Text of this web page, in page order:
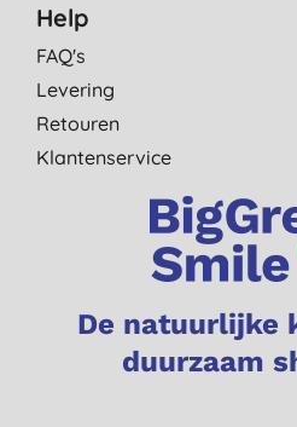
Help
FAQ's
Levering
Retouren
Klantenservice
De natuurlijke
duurzaam